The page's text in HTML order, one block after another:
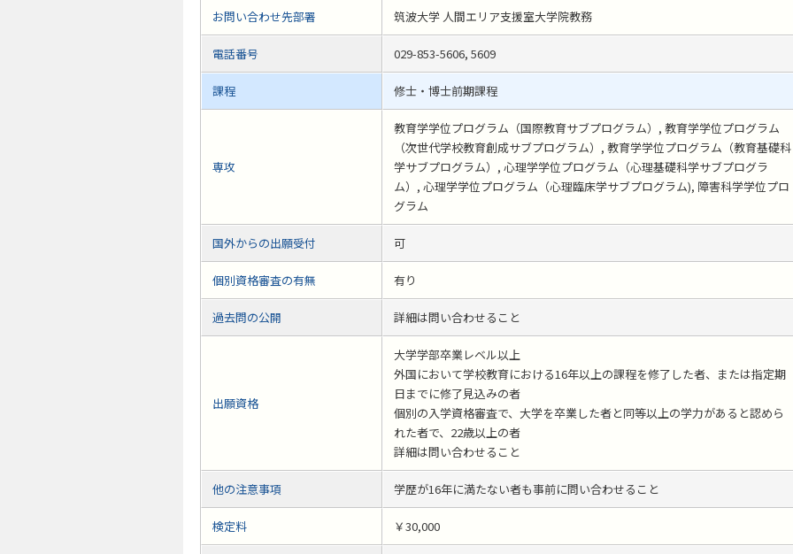
お問い合わせ先部署 筑波大学 人間エリア支援室大学院教務
電話番号 029-853-5606, 5609
課程 修士・博士前期課程
専攻
教育学学位プログラム（国際教育サブプログラム）, 教育学学位プログラム
（次世代学校教育創成サブプログラム）, 教育学学位プログラム（教育基礎科
学サブプログラム）, 心理学学位プログラム（心理基礎科学サブプログラ
ム）, 心理学学位プログラム（心理臨床学サブプログラム), 障害科学学位プロ
グラム
国外からの出願受付 可
個別資格審査の有無 有り
過去問の公開 詳細は問い合わせること
出願資格
大学学部卒業レベル以上
外国において学校教育における16年以上の課程を修了した者、または指定期
日までに修了見込みの者
個別の入学資格審査で、大学を卒業した者と同等以上の学力があると認めら
れた者で、22歳以上の者
詳細は問い合わせること
他の注意事項 学歴が16年に満たない者も事前に問い合わせること
検定料 ￥30,000